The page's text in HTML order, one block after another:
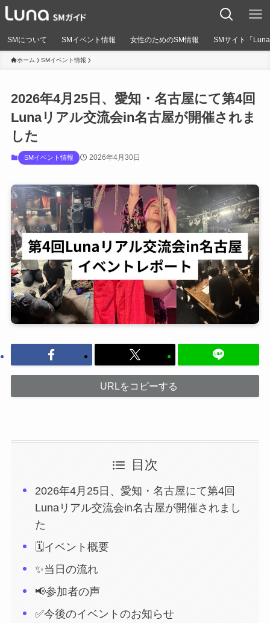
SMについて SMイベント情報 女性のためのSM情報 SMサイト「
ホーム SMイベント情報
2026年4月25日、愛知・名古屋にて第4回
Lunaリアル交流会in名古屋が開催されま
した
SMイベント情報 2026年4月30日
URLをコピーする
目次
2026年4月25日、愛知・名古屋にて第4回
Lunaリアル交流会in名古屋が開催されまし
た
🗓️イベント概要
✨当日の流れ
📢参加者の声
✅今後のイベントのお知らせ